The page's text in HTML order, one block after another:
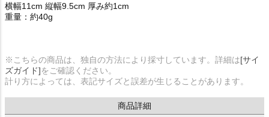
横幅11cm 縦幅9.5cm 厚み約1cm
重量：約40g
※こちらの商品は、独自の方法により採寸しています。詳細は[サイ
ズガイド]をご確認ください。
計り方によっては、表記サイズと誤差が生じることがあります。
商品詳細